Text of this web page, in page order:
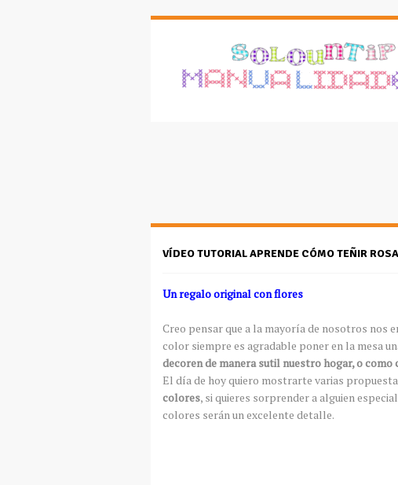
VÍDEO TUTORIAL APRENDE CÓMO TEÑIR
Un regalo original con flores
Creo pensar que a la mayoría de nosotros nos
color siempre es agradable poner en la mesa
decoren de manera sutil nuestro hogar, o
El día de hoy quiero mostrarte varias
colores, si quieres sorprender a alguien
colores serán un excelente detalle.